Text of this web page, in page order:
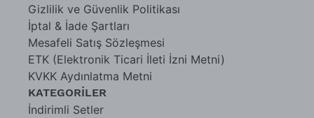
Gizlilik ve Güvenlik Politikası
İptal & İade Şartları
Mesafeli Satış Sözleşmesi
ETK (Elektronik Ticari İleti İzni Metni)
KVKK Aydınlatma Metni
KATEGORİLER
İndirimli Setler